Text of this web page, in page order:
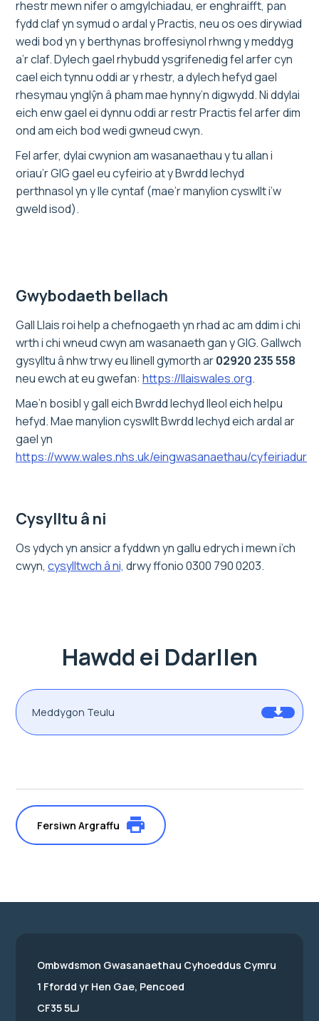
rhestr mewn nifer o amgylchiadau, er enghraifft, pan
fydd claf yn symud o ardal y Practis, neu os oes dirywiad
wedi bod yn y berthynas broffesiynol rhwng y meddyg
a’r claf. Dylech gael rhybudd ysgrifenedig fel arfer cyn
cael eich tynnu oddi ar y rhestr, a dylech hefyd gael
rhesymau ynglŷn â pham mae hynny’n digwydd. Ni ddylai
eich enw gael ei dynnu oddi ar restr Practis fel arfer dim
ond am eich bod wedi gwneud cwyn.
Fel arfer, dylai cwynion am wasanaethau y tu allan i
oriau’r GIG gael eu cyfeirio at y Bwrdd Iechyd
perthnasol yn y lle cyntaf (mae’r manylion cyswllt i’w
gweld isod).
Gwybodaeth bellach
Gall Llais roi help a chefnogaeth yn rhad ac am ddim i chi
wrth i chi wneud cwyn am wasanaeth gan y GIG. Gallwch
gysylltu â nhw trwy eu llinell gymorth ar02920 235 558
neu ewch at eu gwefan: https://llaiswales.org.
Mae’n bosibl y gall eich Bwrdd Iechyd lleol eich helpu
hefyd. Mae manylion cyswllt Bwrdd Iechyd eich ardal ar
gael yn
https://www.wales.nhs.uk/eingwasanaethau/cyfeiriadur
Cysylltu â ni
Os ydych yn ansicr a fyddwn yn gallu edrych i mewn i’ch
cwyn, cysylltwch â ni, drwy ffonio 0300 790 0203.
Hawdd ei Ddarllen
Meddygon Teulu
Fersiwn Argraffu
Ombwdsmon Gwasanaethau Cyhoeddus Cymru
1 Ffordd yr Hen Gae, Pencoed
CF35 5LJ